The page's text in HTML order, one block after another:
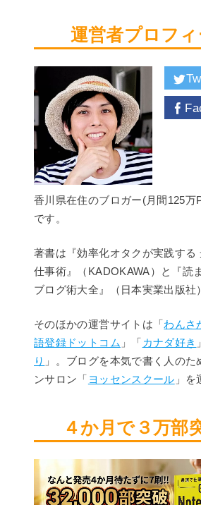
運営者プロフ
香川県在住のブロガー(月間125万
です。
著書は『効率化オタクが実践する
仕事術』（KADOKAWA）と『読
ブログ術大全』（日本実業出版社
そのほかの運営サイトは「わんさ
語登録ドットコム 」「 カナダ好き
り 」。ブログを本気で書く人のた
ンサロン「 ヨッセンスクール 」を
４か月で３万部